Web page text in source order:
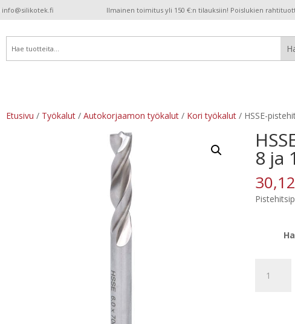
info@silikotek.fi Ilmainen toimitus yli 150 €:n tilauksiin! Poislukien
Etusivu / Työkalut/ Autokorjaamon työkalut/ Kori työkalut/ HSSE-
8 ja